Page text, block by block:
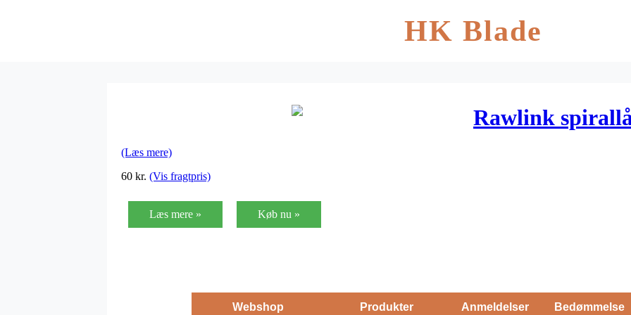
HK Blade
Rawlink
(Læs mere)
60 kr. (Vis fragtpris)
Læs mere » Køb nu »
Webshop Produkter Anmeldelser Bedømmelse